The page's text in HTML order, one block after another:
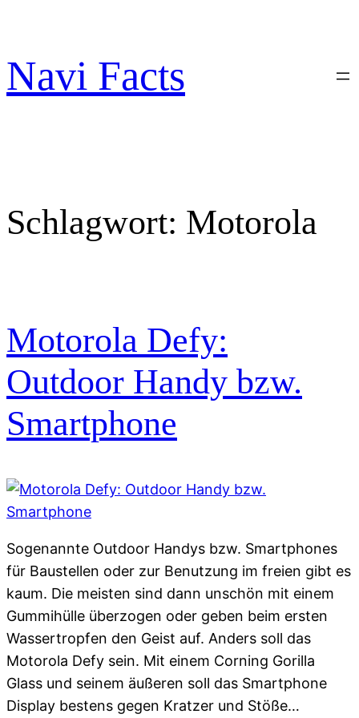
springen
Navi Facts
Schlagwort: Motorola
Motorola Defy:
Outdoor Handy bzw.
Smartphone
Sogenannte Outdoor Handys bzw. Smartphones
für Baustellen oder zur Benutzung im freien gibt es
kaum. Die meisten sind dann unschön mit einem
Gummihülle überzogen oder geben beim ersten
Wassertropfen den Geist auf. Anders soll das
Motorola Defy sein. Mit einem Corning Gorilla
Glass und seinem äußeren soll das Smartphone
Display bestens gegen Kratzer und Stöße…